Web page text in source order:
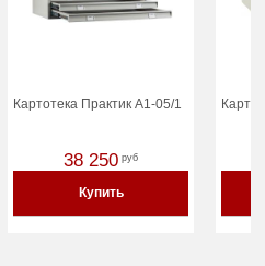
Картотека Практик A1-05/1
38 250 руб
Купить